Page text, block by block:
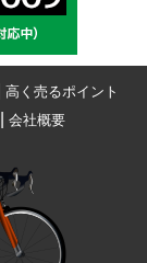
高く売るポイント
会社概要